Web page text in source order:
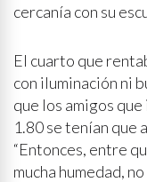
cercanía con su
El cuarto que
con iluminación ni
que los amigos
1.80 se tenían que
“Entonces, entre
mucha humedad,